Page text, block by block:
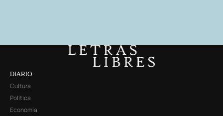
DIARIO
Cultura
Política
Economía